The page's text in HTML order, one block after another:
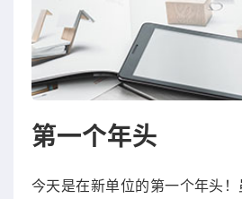
第一个年头
今天是在新单位的第一个年头